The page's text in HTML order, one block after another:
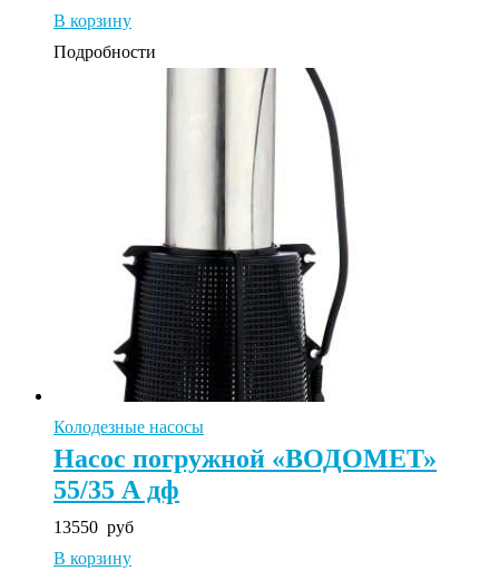
В корзину
Подробности
Колодезные насосы
Насос погружной «ВОДОМЕТ»
55/35 А дф
13550 руб
В корзину